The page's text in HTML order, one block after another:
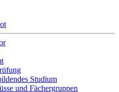
Studium
und Fächergruppen